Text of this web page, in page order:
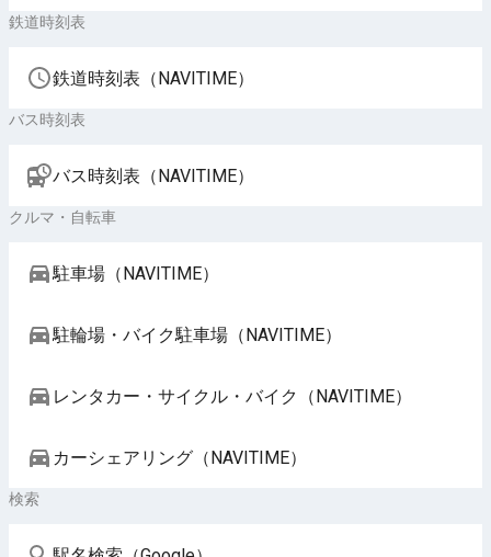
鉄道時刻表
鉄道時刻表（NAVITIME）
バス時刻表
バス時刻表（NAVITIME）
クルマ・自転車
駐車場（NAVITIME）
駐輪場・バイク駐車場（NAVITIME）
レンタカー・サイクル・バイク（NAVITIME）
カーシェアリング（NAVITIME）
検索